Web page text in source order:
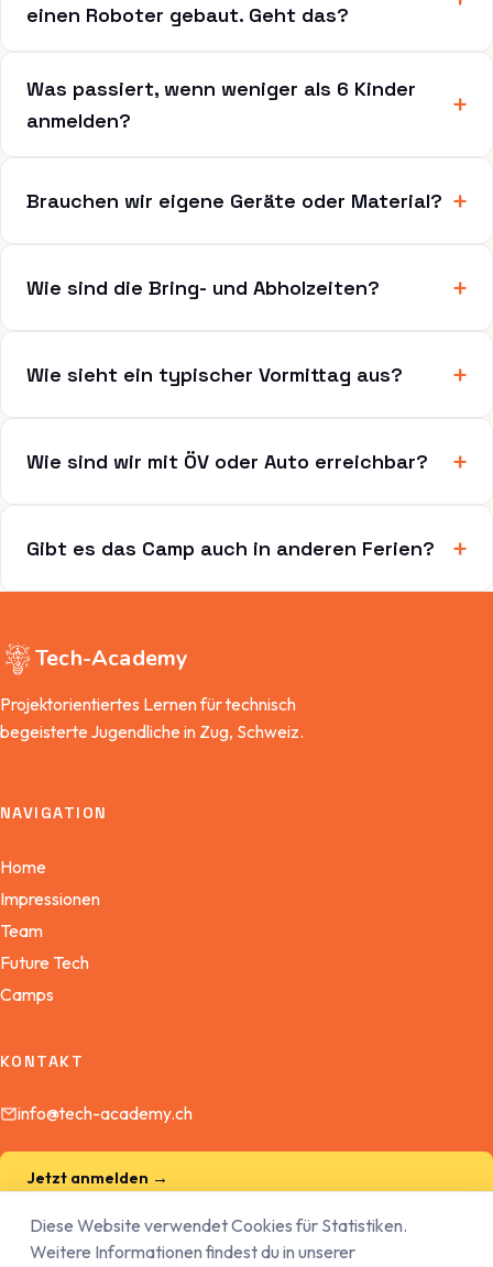
einen Roboter gebaut. Geht das?
Was passiert, wenn weniger als 6 Kinder
anmelden?
Brauchen wir eigene Geräte oder Material?
Wie sind die Bring- und Abholzeiten?
Wie sieht ein typischer Vormittag aus?
Wie sind wir mit ÖV oder Auto erreichbar?
Gibt es das Camp auch in anderen Ferien?
Tech-Academy
Projektorientiertes Lernen für technisch
begeisterte Jugendliche in Zug, Schweiz.
NAVIGATION
Home
Impressionen
Team
Future Tech
Camps
KONTAKT
info@tech-academy.ch
Jetzt anmelden →
Mitglied werden →
Diese Website verwendet Cookies für Statistiken.
Weitere Informationen findest du in unserer